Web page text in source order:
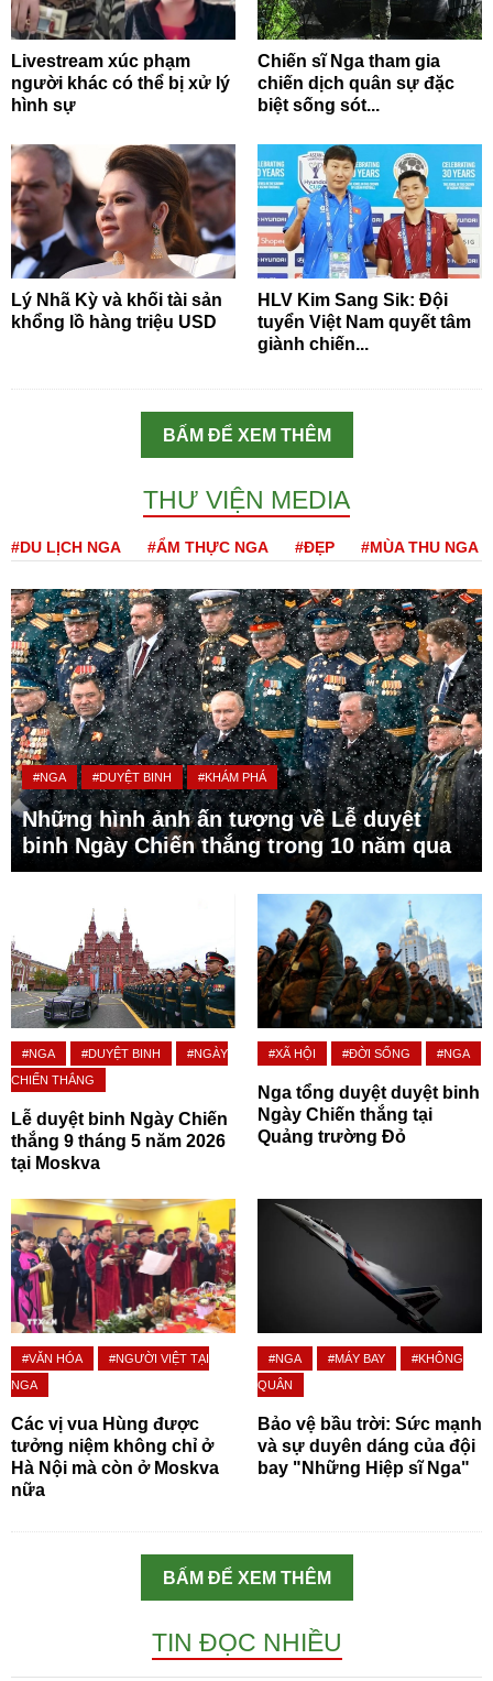
Livestream xúc phạm
người khác có thể bị xử lý
hình sự
Chiến sĩ Nga tham gia
chiến dịch quân sự đặc
biệt sống sót...
Lý Nhã Kỳ và khối tài sản
khổng lồ hàng triệu USD
HLV Kim Sang Sik: Đội
tuyển Việt Nam quyết tâm
giành chiến...
BẤM ĐỂ XEM THÊM
THƯ VIỆN MEDIA
#DU LỊCH NGA #ẨM THỰC NGA #ĐẸP #MÙA THU NGA
#NGA #DUYỆT BINH #KHÁM PHÁ
Những hình ảnh ấn tượng về Lễ duyệt
binh Ngày Chiến thắng trong 10 năm qua
#NGA #DUYỆT BINH
#NGÀY
CHIẾN THẮNG
Lễ duyệt binh Ngày Chiến
thắng 9 tháng 5 năm 2026
tại Moskva
#XÃ HỘI #ĐỜI SỐNG #NGA
Nga tổng duyệt duyệt binh
Ngày Chiến thắng tại
Quảng trường Đỏ
#VĂN HÓA
#NGƯỜI VIỆT TẠI
NGA
Các vị vua Hùng được
tưởng niệm không chỉ ở
Hà Nội mà còn ở Moskva
nữa
#NGA #MÁY BAY
#KHÔNG
QUÂN
Bảo vệ bầu trời: Sức mạnh
và sự duyên dáng của đội
bay "Những Hiệp sĩ Nga"
BẤM ĐỂ XEM THÊM
TIN ĐỌC NHIỀU